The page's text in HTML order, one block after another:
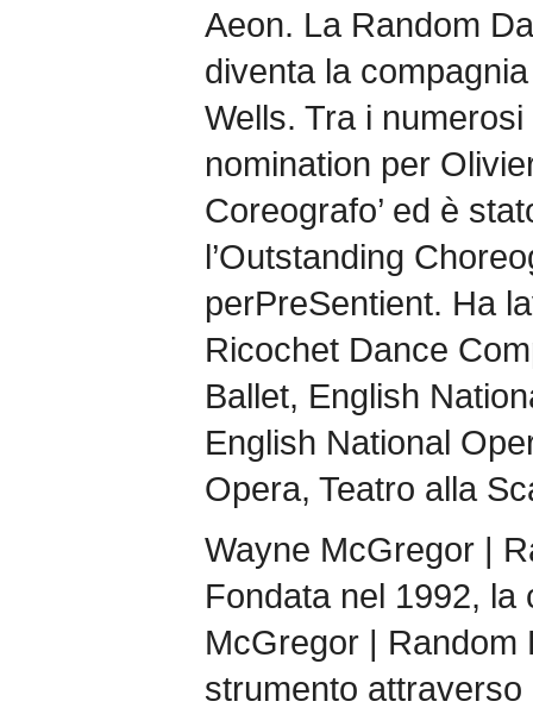
Aeon. La Random
diventa la
Wells. Tra i
nomination per
Coreografo’ ed è
l’Outstanding
perPreSentient. Ha
Ricochet Dance
Ballet, English
English National
Opera, Teatro alla
Wayne McGregor |
Fondata nel 1992, la
McGregor | Random
strumento